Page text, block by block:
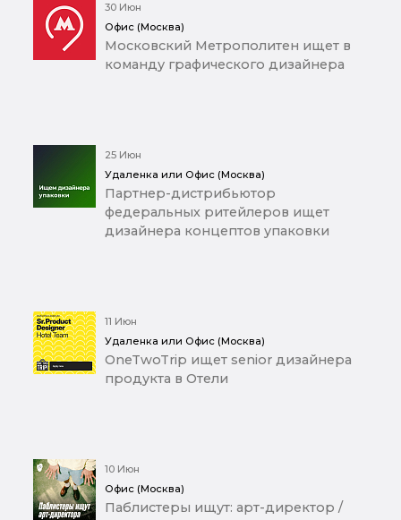
30 Июн
Офис (Москва)
Московский Метрополитен ищет в
команду графического дизайнера
25 Июн
Удаленка или Офис (Москва)
Партнер-дистрибьютор
федеральных ритейлеров ищет
дизайнера концептов упаковки
11 Июн
Удаленка или Офис (Москва)
OneTwoTrip ищет senior дизайнера
продукта в Отели
10 Июн
Офис (Москва)
Паблистеры ищут: арт-директор /